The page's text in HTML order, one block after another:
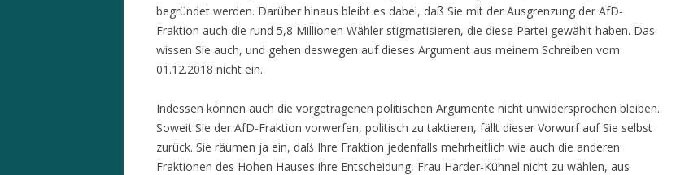
begründet werden. Darüber hinaus bleibt es dabei, daß Sie mit der Ausgrenzung der AfD-
Fraktion auch die rund 5,8 Millionen Wähler stigmatisieren, die diese Partei gewählt haben. Das
wissen Sie auch, und gehen deswegen auf dieses Argument aus meinem Schreiben vom
01.12.2018 nicht ein.
Indessen können auch die vorgetragenen politischen Argumente nicht unwidersprochen bleiben.
Soweit Sie der AfD-Fraktion vorwerfen, politisch zu taktieren, fällt dieser Vorwurf auf Sie selbst
zurück. Sie räumen ja ein, daß Ihre Fraktion jedenfalls mehrheitlich wie auch die anderen
Fraktionen des Hohen Hauses ihre Entscheidung, Frau Harder-Kühnel nicht zu wählen, aus